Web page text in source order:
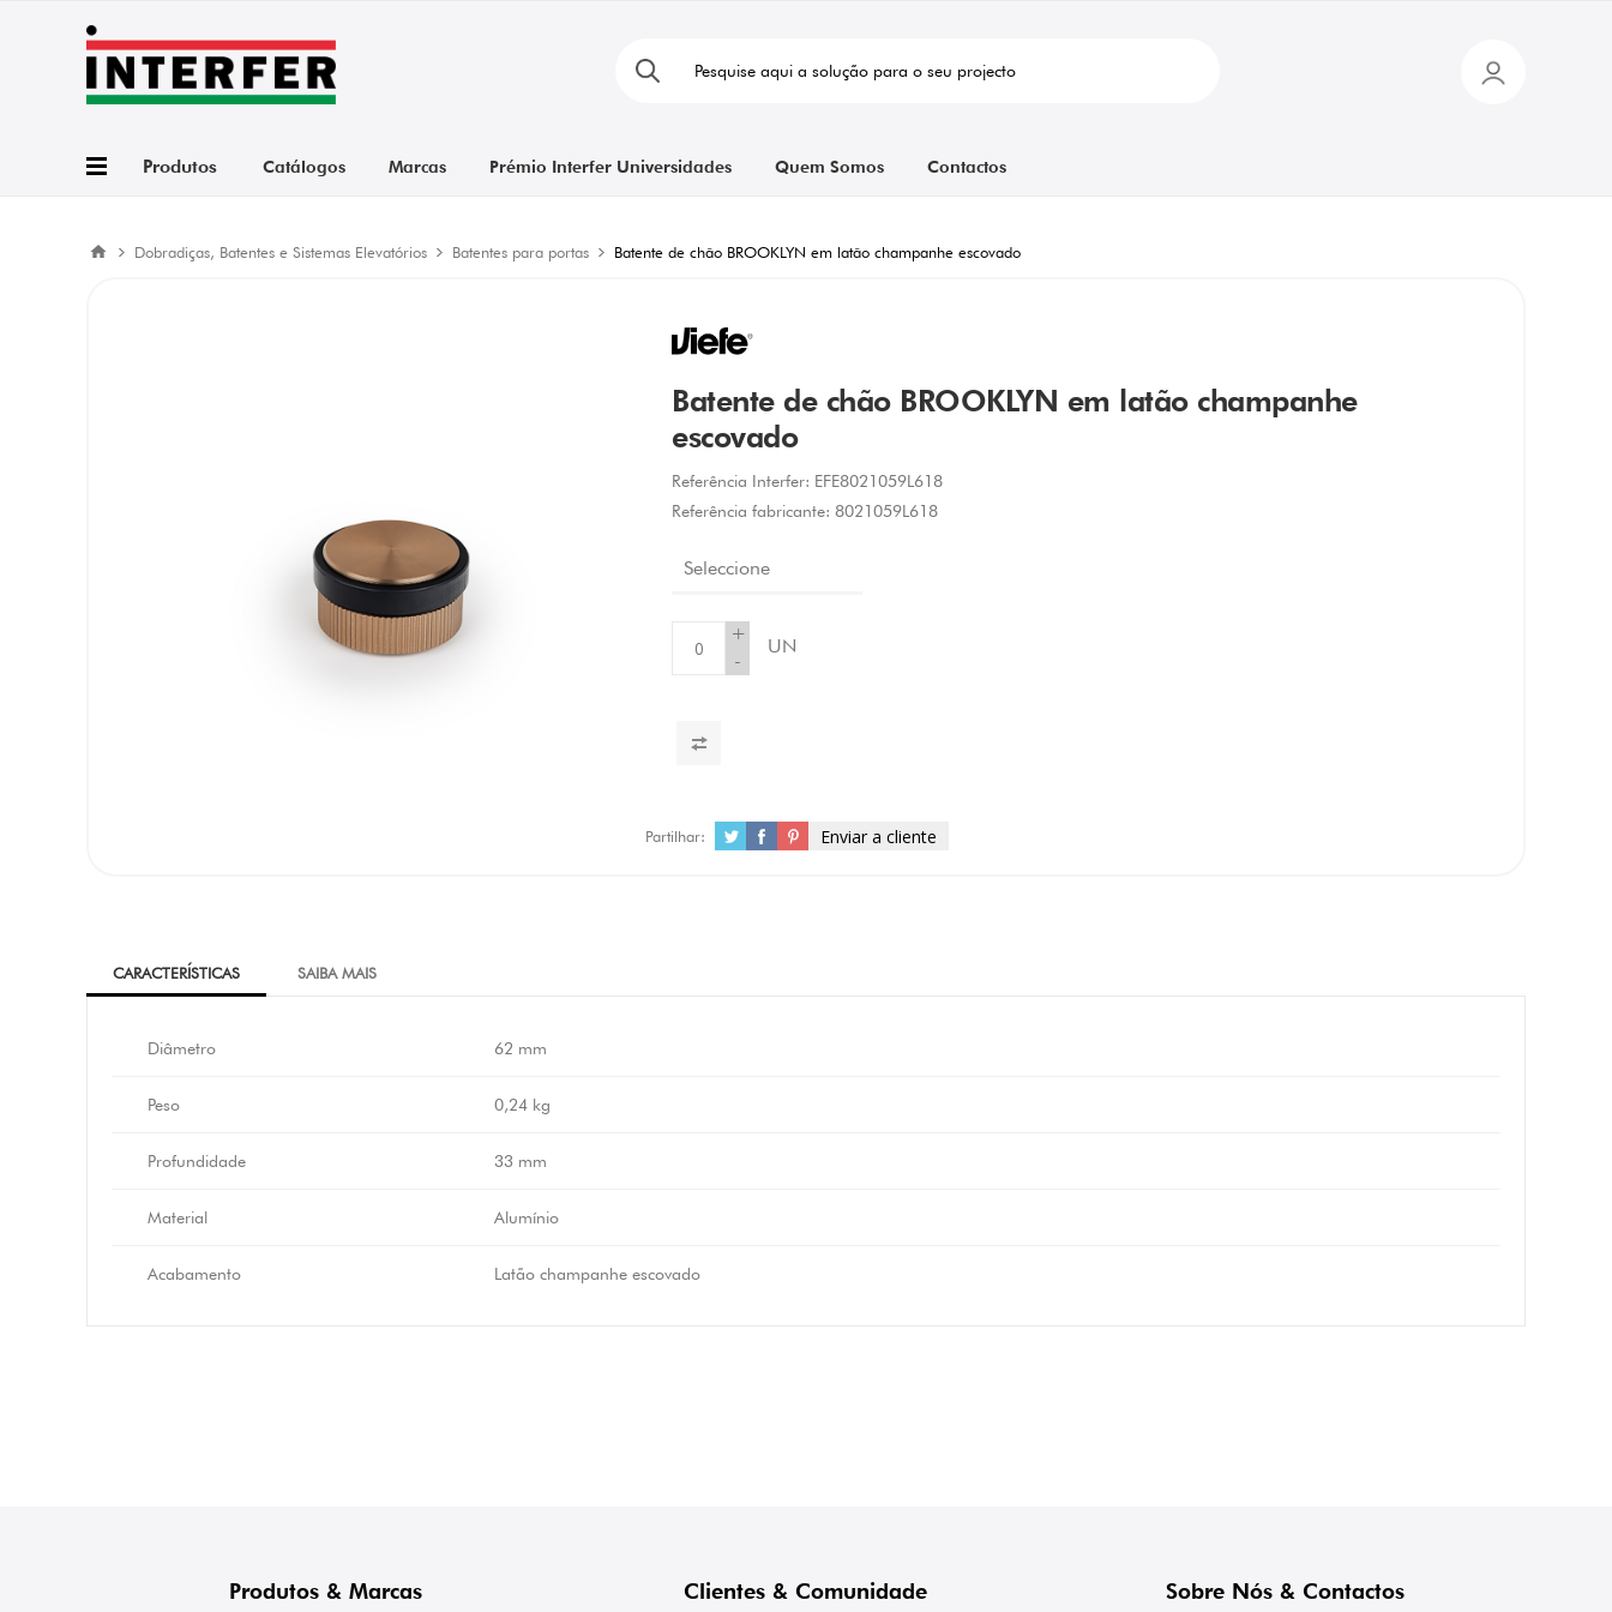
Produtos Catálogos Marcas Prémio Interfer Universidades Quem Somos Contactos
Dobradiças, Batentes e Sistemas Elevatórios Batentes para portas Batente de chão BROOKLYN em latão champanhe escovado
Batente de chão BROOKLYN em latão champanhe
escovado
Referência Interfer: EFE8021059L618
Referência fabricante: 8021059L618
Seleccione
+
-
UN
Partilhar: Enviar a cliente
CARACTERÍSTICAS SAIBA MAIS
Diâmetro 62 mm
Peso 0,24 kg
Profundidade 33 mm
Material Alumínio
Acabamento Latão champanhe escovado
Produtos & Marcas Clientes & Comunidade Sobre Nós & Contactos